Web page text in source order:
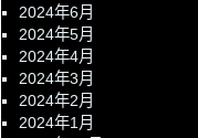
2024年6月
2024年5月
2024年4月
2024年3月
2024年2月
2024年1月